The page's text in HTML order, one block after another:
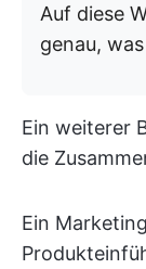
Auf diese
genau,
Ein weiterer
die
Ein